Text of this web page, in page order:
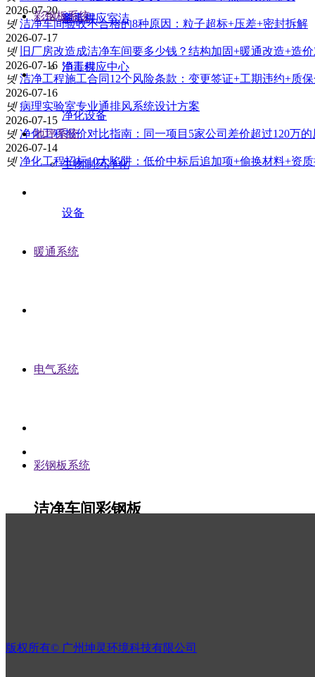
消毒供应室洁
净工程
室工程
备
消毒供应中心
净化设备
生物制药净化
设备
2026-07-20
넷 洁净车间验收不合格的8种原因：粒子超标+压差+密封拆解
2026-07-17
넷
旧厂房改造成洁净车间要多少钱？结构加固+暖通改造+造
2026-07-16
넷 洁净工程施工合同12个风险条款：变更签证+工期违约+质
2026-07-16
넷 病理实验室专业通排风系统设计方案
2026-07-15
넷 净化工程报价对比指南：同一项目5家公司差价超过120万
2026-07-14
넷 净化工程招标10大陷阱：低价中标后追加项+偷换材料+资
彩钢板系统
地坪系统
暖通系统
电气系统
彩钢板系统
洁净车间彩钢板
版权所有© 广州坤灵环境科技有限公司